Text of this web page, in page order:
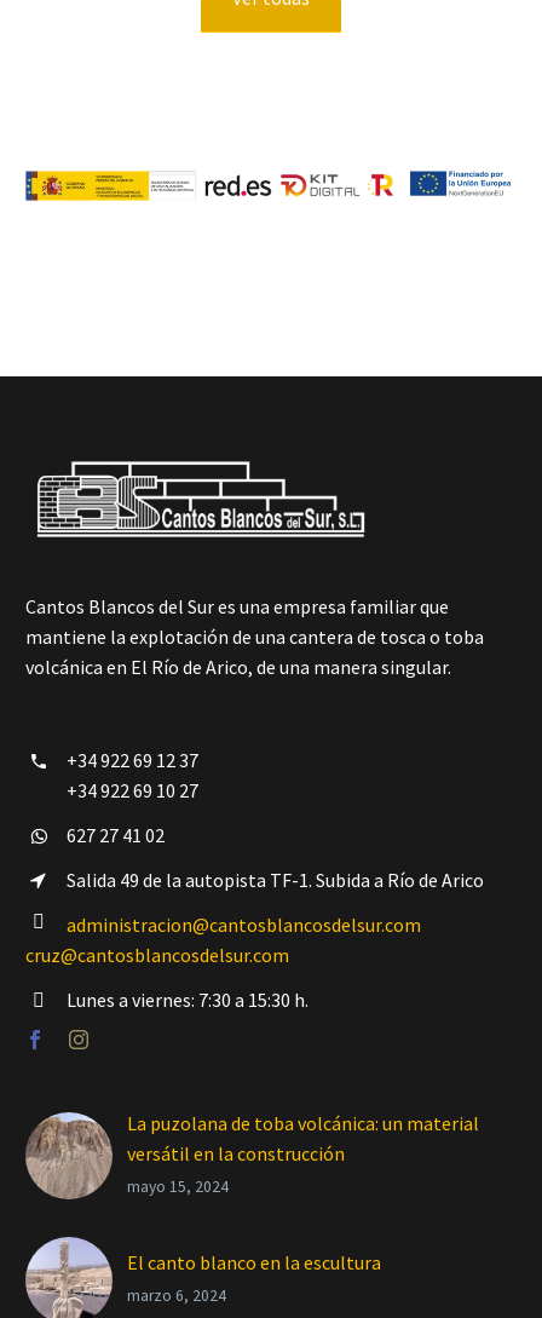
Cantos Blancos del Sur es una empresa familiar que
mantiene la explotación de una cantera de tosca o toba
volcánica en El Río de Arico, de una manera singular.


+34 922 69 12 37
+34 922 69 10 27

 627 27 41 02

 Salida 49 de la autopista TF-1. Subida a Río de Arico


administracion@cantosblancosdelsur.com
cruz@cantosblancosdelsur.com

 Lunes a viernes: 7:30 a 15:30 h.
La puzolana de toba volcánica: un material
versátil en la construcción
mayo 15, 2024
El canto blanco en la escultura
marzo 6, 2024